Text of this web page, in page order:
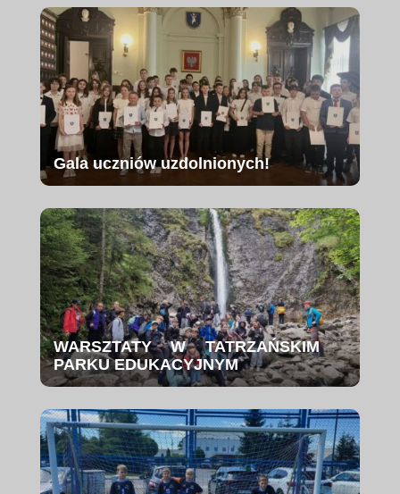
Gala uczniów uzdolnionych!
WARSZTATY W TATRZAŃSKIM
PARKU EDUKACYJNYM